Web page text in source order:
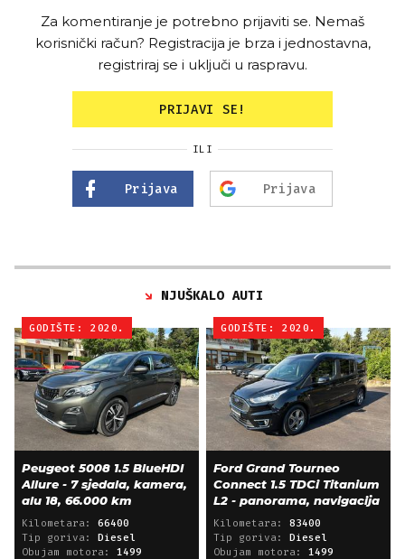
Za komentiranje je potrebno prijaviti se. Nemaš
korisnički račun? Registracija je brza i jednostavna,
registriraj se i uključi u raspravu.
PRIJAVI SE!
ILI
Prijava Prijava
NJUŠKALO AUTI
GODIŠTE: 2020.
Peugeot 5008 1.5 BlueHDI
Allure - 7 sjedala, kamera,
alu 18, 66.000 km
Kilometara: 66400
Tip goriva: Diesel
Obujam motora: 1499
GODIŠTE: 2020.
Ford Grand Tourneo
Connect 1.5 TDCi Titanium
L2 - panorama, navigacija
Kilometara: 83400
Tip goriva: Diesel
Obujam motora: 1499